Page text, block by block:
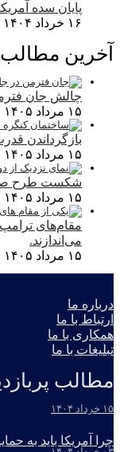
پایان سده
۱۶ خرداد ۱۴۰۴
آخرین مطالب
چالش جان
۱۵ مرداد ۱۴۰۵
بازگرداندن
۱۵ مرداد ۱۴۰۵
شکست طرح
۱۵ مرداد ۱۴۰۵
مقام‌های
می‌اندازند.
۱۵ مرداد ۱۴۰۵
درباره ما
ارتباط با ما
همکاری با ما
تبلیغات با ما
مطالب
۱۵ خرداد ۱۴۰۴
چرا آمریکا باید به